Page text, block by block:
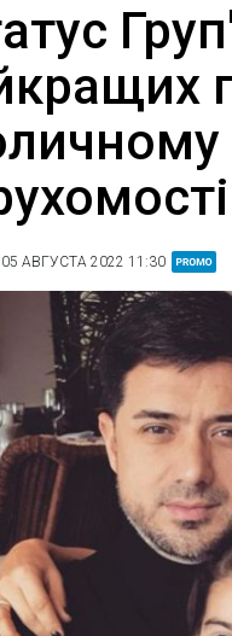
АВГУСТА 2022 11:30